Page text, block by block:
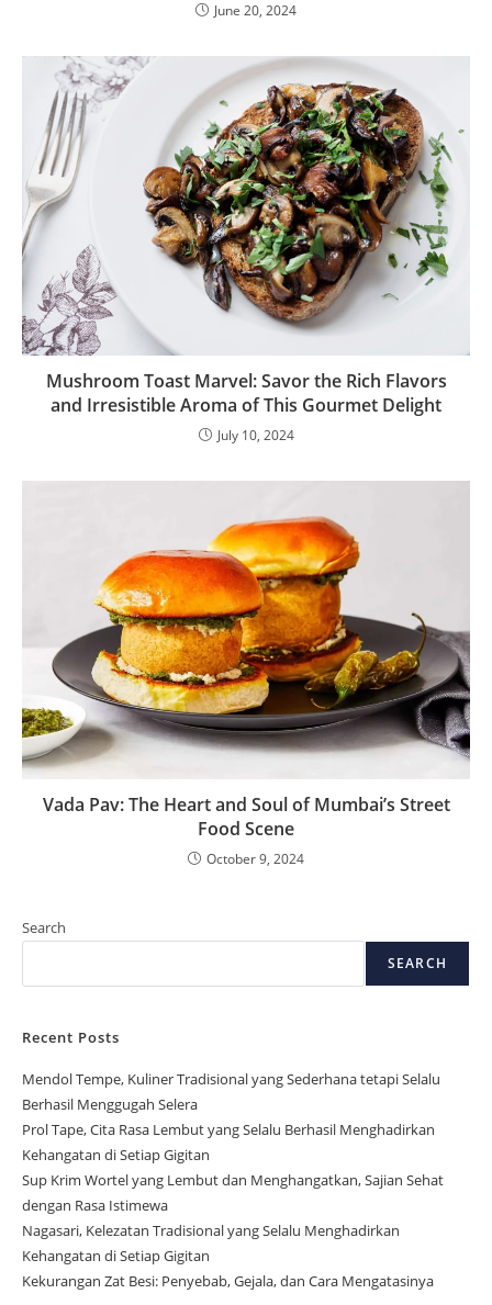
June 20, 2024
Mushroom Toast Marvel: Savor the Rich Flavors
and Irresistible Aroma of This Gourmet Delight
July 10, 2024
Vada Pav: The Heart and Soul of Mumbai’s Street
Food Scene
October 9, 2024
Search
SEARCH
Recent Posts
Mendol Tempe, Kuliner Tradisional yang Sederhana tetapi Selalu
Berhasil Menggugah Selera
Prol Tape, Cita Rasa Lembut yang Selalu Berhasil Menghadirkan
Kehangatan di Setiap Gigitan
Sup Krim Wortel yang Lembut dan Menghangatkan, Sajian Sehat
dengan Rasa Istimewa
Nagasari, Kelezatan Tradisional yang Selalu Menghadirkan
Kehangatan di Setiap Gigitan
Kekurangan Zat Besi: Penyebab, Gejala, dan Cara Mengatasinya